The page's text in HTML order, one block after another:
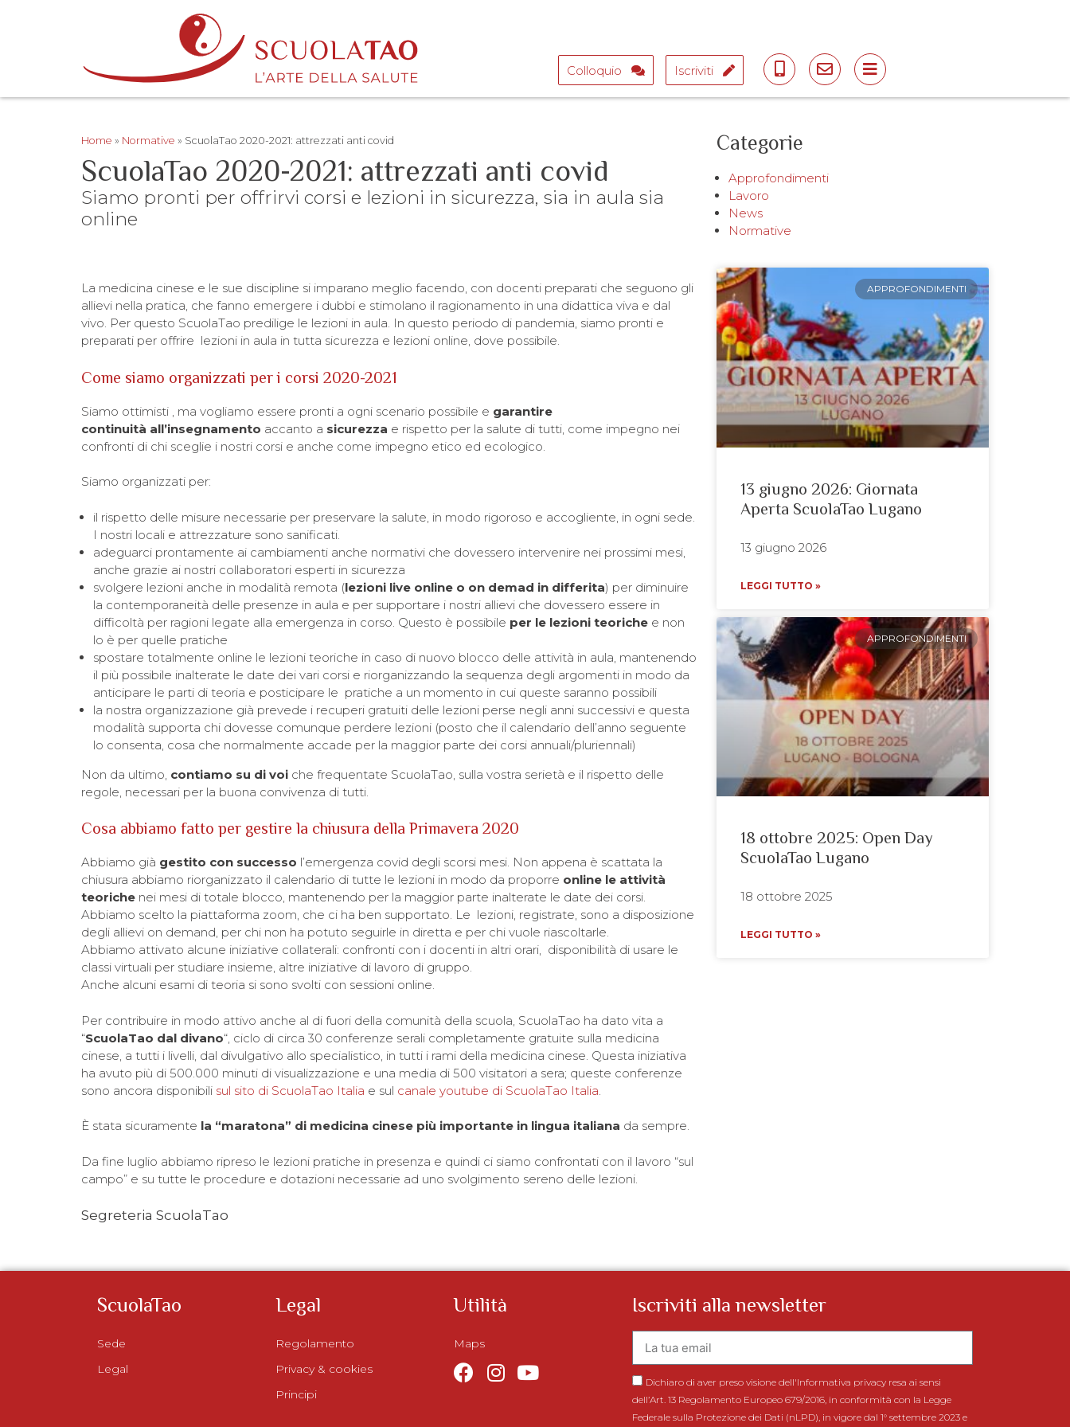
Colloquio Iscriviti
Home » Normative » ScuolaTao 2020-2021: attrezzati anti covid
ScuolaTao 2020-2021: attrezzati anti covid
Siamo pronti per offrirvi corsi e lezioni in sicurezza, sia in aula sia
online
La medicina cinese e le sue discipline si imparano meglio facendo, con docenti preparati che seguono gli
allievi nella pratica, che fanno emergere i dubbi e stimolano il ragionamento in una didattica viva e dal
vivo. Per questo ScuolaTao predilige le lezioni in aula. In questo periodo di pandemia, siamo pronti e
preparati per offrire lezioni in aula in tutta sicurezza e lezioni online, dove possibile.
Come siamo organizzati per i corsi 2020-2021
Siamo ottimisti , ma vogliamo essere pronti a ogni scenario possibile e garantire
continuità all’insegnamento accanto a sicurezza e rispetto per la salute di tutti, come impegno nei
confronti di chi sceglie i nostri corsi e anche come impegno etico ed ecologico.
Siamo organizzati per:
il rispetto delle misure necessarie per preservare la salute, in modo rigoroso e accogliente, in ogni sede.
I nostri locali e attrezzature sono sanificati.
adeguarci prontamente ai cambiamenti anche normativi che dovessero intervenire nei prossimi mesi,
anche grazie ai nostri collaboratori esperti in sicurezza
svolgere lezioni anche in modalità remota (lezioni live online o on demad in differita) per diminuire
la contemporaneità delle presenze in aula e per supportare i nostri allievi che dovessero essere in
difficoltà per ragioni legate alla emergenza in corso. Questo è possibile per le lezioni teoriche e non
lo è per quelle pratiche
spostare totalmente online le lezioni teoriche in caso di nuovo blocco delle attività in aula, mantenendo
il più possibile inalterate le date dei vari corsi e riorganizzando la sequenza degli argomenti in modo da
anticipare le parti di teoria e posticipare le pratiche a un momento in cui queste saranno possibili
la nostra organizzazione già prevede i recuperi gratuiti delle lezioni perse negli anni successivi e questa
modalità supporta chi dovesse comunque perdere lezioni (posto che il calendario dell’anno seguente
lo consenta, cosa che normalmente accade per la maggior parte dei corsi annuali/pluriennali)
Non da ultimo, contiamo su di voi che frequentate ScuolaTao, sulla vostra serietà e il rispetto delle
regole, necessari per la buona convivenza di tutti.
Cosa abbiamo fatto per gestire la chiusura della Primavera 2020
Abbiamo già gestito con successo l’emergenza covid degli scorsi mesi. Non appena è scattata la
chiusura abbiamo riorganizzato il calendario di tutte le lezioni in modo da proporre online le attività
teoriche nei mesi di totale blocco, mantenendo per la maggior parte inalterate le date dei corsi.
Abbiamo scelto la piattaforma zoom, che ci ha ben supportato. Le lezioni, registrate, sono a disposizione
degli allievi on demand, per chi non ha potuto seguirle in diretta e per chi vuole riascoltarle.
Abbiamo attivato alcune iniziative collaterali: confronti con i docenti in altri orari, disponibilità di usare le
classi virtuali per studiare insieme, altre iniziative di lavoro di gruppo.
Anche alcuni esami di teoria si sono svolti con sessioni online.
Per contribuire in modo attivo anche al di fuori della comunità della scuola, ScuolaTao ha dato vita a
“ScuolaTao dal divano“, ciclo di circa 30 conferenze serali completamente gratuite sulla medicina
cinese, a tutti i livelli, dal divulgativo allo specialistico, in tutti i rami della medicina cinese. Questa iniziativa
ha avuto più di 500.000 minuti di visualizzazione e una media di 500 visitatori a sera; queste conferenze
sono ancora disponibili sul sito di ScuolaTao Italia e sul canale youtube di ScuolaTao Italia
È stata sicuramente la “maratona” di medicina cinese più importante in lingua italiana da sempre.
Da fine luglio abbiamo ripreso le lezioni pratiche in presenza e quindi ci siamo confrontati con il lavoro “sul
campo” e su tutte le procedure e dotazioni necessarie ad uno svolgimento sereno delle lezioni.
Segreteria ScuolaTao
Categorie
Approfondimenti
Lavoro
News
Normative
APPROFONDIMENTI
13 giugno 2026: Giornata
Aperta ScuolaTao Lugano
13 giugno 2026
LEGGI TUTTO »
APPROFONDIMENTI
18 ottobre 2025: Open Day
ScuolaTao Lugano
18 ottobre 2025
LEGGI TUTTO »
ScuolaTao
Sede
Legal
Legal
Regolamento
Privacy & cookies
Principi
Utilità
Maps
Iscriviti alla newsletter
Dichiaro di aver preso visione dell'Informativa privacy resa ai sensi
dell’Art. 13 Regolamento Europeo 679/2016, in conformità con la Legge
Federale sulla Protezione dei Dati (nLPD), in vigore dal 1° settembre 2023 e